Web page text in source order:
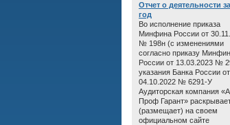
Отчет о дeятельнoсти
год
Во исполнение приказа
Минфина России от
№ 198н (с изменениями
согласно приказу
России от 13.03.2023 №
указания Банка России от
04.10.2022 № 6291-У
Аудиторская компания
Проф Гарант»
(размещает) на своем
официальном сайте